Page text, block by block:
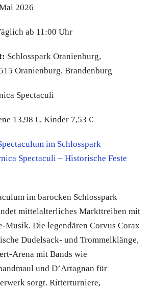
2026
ab 11:00 Uhr
Schlosspark Oranienburg,
Oranienburg, Brandenburg
Spectaculi
13,98 €, Kinder 7,53 €
im Schlosspark
Spectaculi – Historische Feste
im barocken Schlosspark
mittelalterliches Markttreiben mit
Musik. Die legendären Corvus Corax
Dudelsack- und Trommelklänge,
Arena mit Bands wie
und D’Artagnan für
sorgt. Ritterturniere,